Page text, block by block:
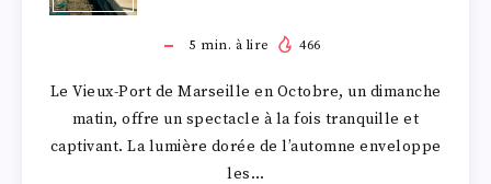
D’ANNÉE
MARSEILLE
2024:
PORT
DE
MARSEILLE
5 min. à lire 466
Le Vieux-Port de Marseille en Octobre, un dimanche
matin, offre un spectacle à la fois tranquille et
captivant. La lumière dorée de l’automne enveloppe
les…